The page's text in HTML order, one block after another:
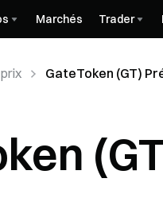
Marchés Trader
GateToken (GT)